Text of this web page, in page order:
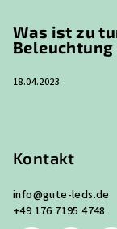
Was ist zu
18.04.2023
Kontakt
info@gute-leds.de
+49 176 7195 4748